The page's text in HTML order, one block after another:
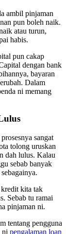
ambil pinjaman
pun boleh naik.
atau turun,
habis.
pun cakap
dengan bank
bayaran
Dalam
ni memang
sangat
tolong uruskan
dah lulus. Kalau
sebab banyak
kita tak
Sebab tu ramai
pinjaman ni.
tentang pengguna
ni pengalaman loan